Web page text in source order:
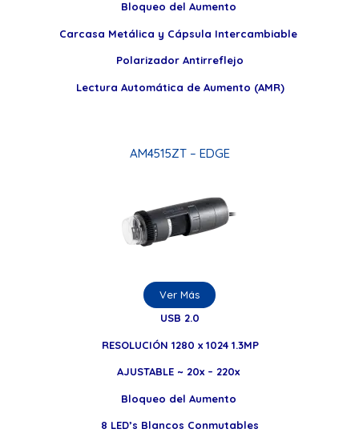
Bloqueo del Aumento
Carcasa Metálica y Cápsula Intercambiable
Polarizador Antirreflejo
Lectura Automática de Aumento (AMR)
AM4515ZT – EDGE
USB 2.0
RESOLUCIÓN 1280 x 1024 1.3MP
AJUSTABLE ~ 20x – 220x
Bloqueo del Aumento
8 LED’s Blancos Conmutables
Ver Más